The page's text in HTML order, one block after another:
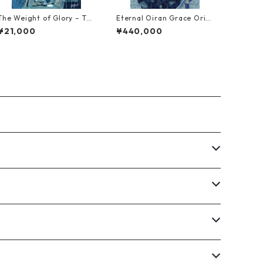
Weight of Glory – Tex
Art Reproduction (NF
T Certified | Limited Editi
Eternal Oiran Grace Origi
nal Artwork (NFT Certifie
d | One of a Kind)
¥440,000